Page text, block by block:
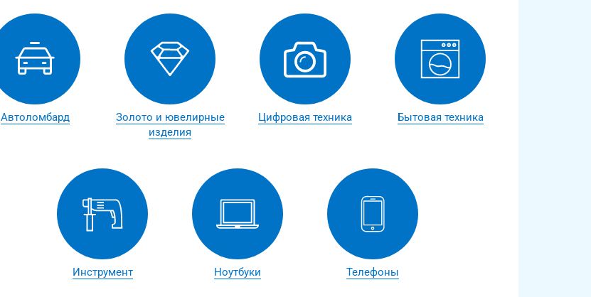
Автоломбард
Золото и ювелирные
изделия
Цифровая техника Бытовая техника
Инструмент Ноутбуки Телефоны